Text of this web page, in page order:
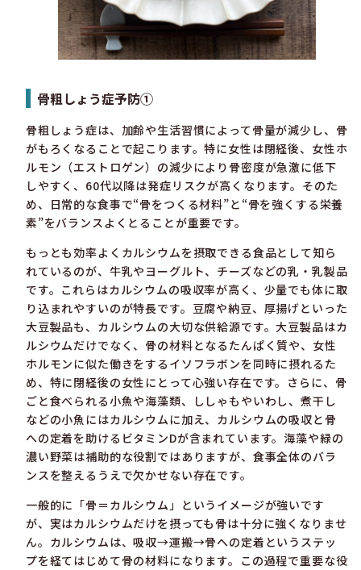
骨粗しょう症予防①
骨粗しょう症は、加齢や生活習慣によって骨量が減少し、骨
がもろくなることで起こります。特に女性は閉経後、女性ホ
ルモン（エストロゲン）の減少により骨密度が急激に低下
しやすく、60代以降は発症リスクが高くなります。そのた
め、日常的な食事で“骨をつくる材料”と“骨を強くする栄養
素”をバランスよくとることが重要です。
もっとも効率よくカルシウムを摂取できる食品として知ら
れているのが、牛乳やヨーグルト、チーズなどの乳・乳製品
です。これらはカルシウムの吸収率が高く、少量でも体に取
り込まれやすいのが特長です。豆腐や納豆、厚揚げといった
大豆製品も、カルシウムの大切な供給源です。大豆製品はカ
ルシウムだけでなく、骨の材料となるたんぱく質や、女性
ホルモンに似た働きをするイソフラボンを同時に摂れるた
め、特に閉経後の女性にとって心強い存在です。さらに、骨
ごと食べられる小魚や海藻類、ししゃもやいわし、煮干し
などの小魚にはカルシウムに加え、カルシウムの吸収と骨
への定着を助けるビタミンDが含まれています。海藻や緑の
濃い野菜は補助的な役割ではありますが、食事全体のバラ
ンスを整えるうえで欠かせない存在です。
一般的に「骨＝カルシウム」というイメージが強いです
が、実はカルシウムだけを摂っても骨は十分に強くなりませ
ん。カルシウムは、吸収→運搬→骨への定着というステッ
プを経てはじめて骨の材料になります。この過程で重要な役